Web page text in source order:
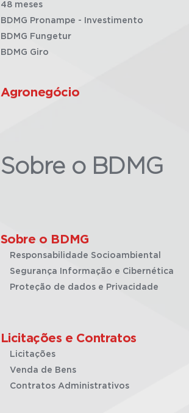
48 meses
BDMG Pronampe - Investimento
BDMG Fungetur
BDMG Giro
Agronegócio
Sobre o BDMG
Sobre o BDMG
Responsabilidade Socioambiental
Segurança Informação e Cibernética
Proteção de dados e Privacidade
Licitações e Contratos
Licitações
Venda de Bens
Contratos Administrativos